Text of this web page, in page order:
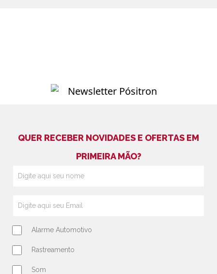
QUER RECEBER NOVIDADES E OFERTAS EM
PRIMEIRA MÃO?
Alarme Automotivo
Rastreamento
Som